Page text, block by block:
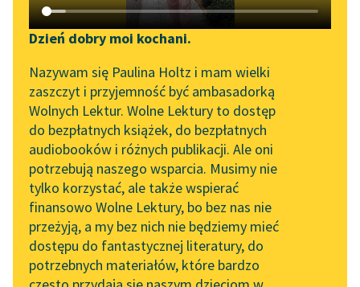
Katalog DAISY
Podkasty o książkach
Zgłoś brak utworu
Aktualności
„Prokurator Alicja Horn”
do słuchania
Byliśmy częścią AI Impact
Lab
Zapraszamy na spotkanie
online z tłumaczkami
literatury skandynawskiej
Spotkanie z Katarzyną
Narzędzia
Mapa Wolnych Lektur
Leśmianator
Przewodnik dla piszących i
czytających
API
OAI-PMH
Dzień dobry moi kochani.
Nazywam się Paulina Holtz i mam wielki
zaszczyt i przyjemność być ambasadorką
Wolnych Lektur. Wolne Lektury to dostęp
do bezpłatnych książek, do bezpłatnych
audiobooków i różnych publikacji. Ale oni
potrzebują naszego wsparcia. Musimy nie
tylko korzystać, ale także wspierać
finansowo Wolne Lektury, bo bez nas nie
przeżyją, a my bez nich nie będziemy mieć
dostępu do fantastycznej literatury, do
potrzebnych materiałów, które bardzo
Zjadacze kartofli
pobierz książkę
czytaj online